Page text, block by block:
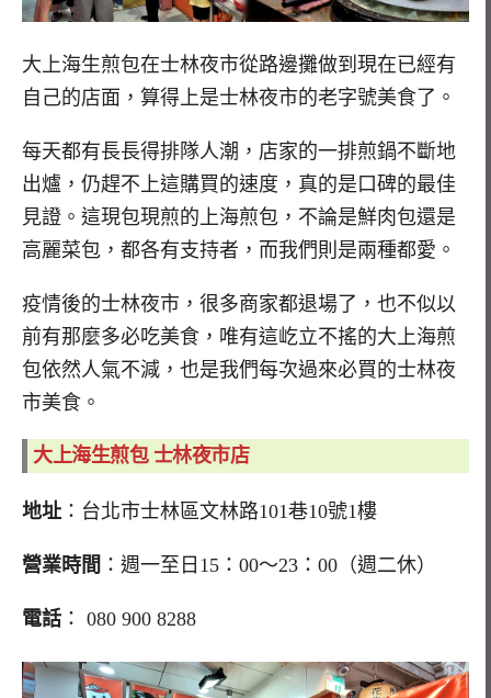
大上海生煎包在士林夜市從路邊攤做到現在已經有
自己的店面，算得上是士林夜市的老字號美食了。
每天都有長長得排隊人潮，店家的一排煎鍋不斷地
出爐，仍趕不上這購買的速度，真的是口碑的最佳
見證。這現包現煎的上海煎包，不論是鮮肉包還是
高麗菜包，都各有支持者，而我們則是兩種都愛。
疫情後的士林夜市，很多商家都退場了，也不似以
前有那麼多必吃美食，唯有這屹立不搖的大上海煎
包依然人氣不減，也是我們每次過來必買的士林夜
市美食。
大上海生煎包 士林夜市店
地址 ：台北市士林區文林路101巷10號1樓
營業時間 ：週一至日15：00～23：00（週二休）
電話 ： 080 900 8288